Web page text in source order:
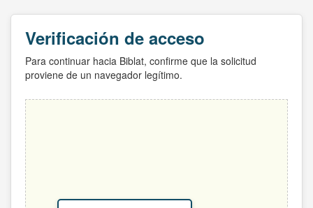
Verificación de acceso
Para continuar hacia Biblat, confirme que la solicitud
proviene de un navegador legítimo.